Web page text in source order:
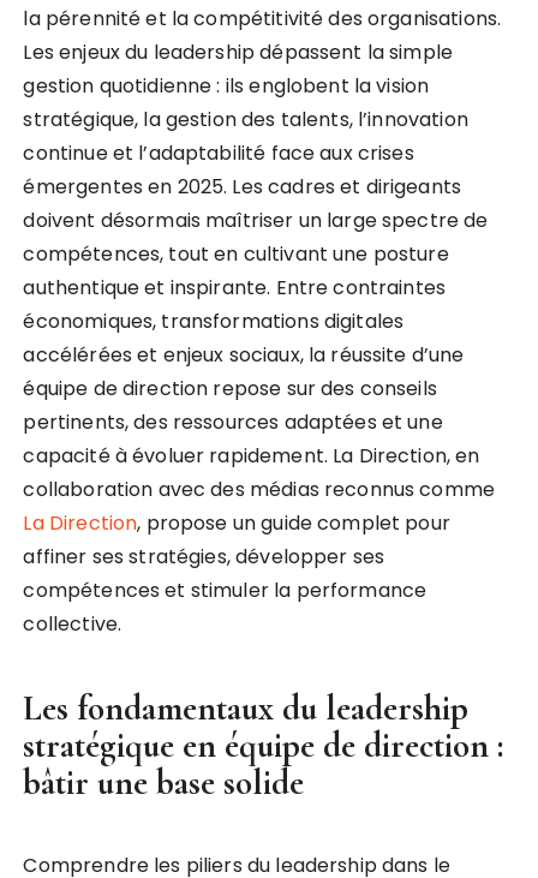
la pérennité et la compétitivité des organisations.
Les enjeux du leadership dépassent la simple
gestion quotidienne : ils englobent la vision
stratégique, la gestion des talents, l’innovation
continue et l’adaptabilité face aux crises
émergentes en 2025. Les cadres et dirigeants
doivent désormais maîtriser un large spectre de
compétences, tout en cultivant une posture
authentique et inspirante. Entre contraintes
économiques, transformations digitales
accélérées et enjeux sociaux, la réussite d’une
équipe de direction repose sur des conseils
pertinents, des ressources adaptées et une
capacité à évoluer rapidement. La Direction, en
collaboration avec des médias reconnus comme
La Direction, propose un guide complet pour
affiner ses stratégies, développer ses
compétences et stimuler la performance
collective.
Les fondamentaux du leadership
stratégique en équipe de direction :
bâtir une base solide
Comprendre les piliers du leadership dans le